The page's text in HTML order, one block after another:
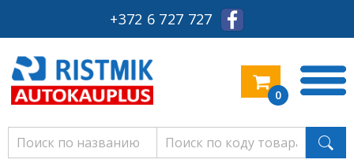
+372 6 727 727
0